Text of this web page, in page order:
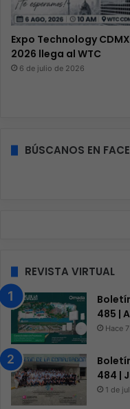
Expo Technology CDMX
2026 llega al WTC
6 de julio de 2026
BÚSCANOS EN
REVISTA VIRTUAL
485 |
Hace
484 |
1 de